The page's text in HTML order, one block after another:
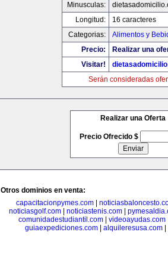
Minusculas:
Longitud:
16 caracteres
Categorias:
Alimentos y
Precio:
Realizar una
Visitar!
Serán consideradas
Realizar una Oferta
Precio Ofrecido $
Otros dominios en venta:
capacitacionpymes.com|
noticiasgolf.com| noticiastenis.com|
comunidadestudiantil.com| videoayudas.com
guiaexpediciones.com| alquileresusa.com|